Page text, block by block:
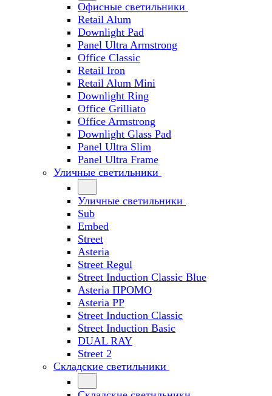
Офисные светильники
Retail Alum
Downlight Pad
Panel Ultra Armstrong
Office Classic
Retail Iron
Retail Alum Mini
Downlight Ring
Office Grilliato
Office Armstrong
Downlight Glass Pad
Panel Ultra Slim
Panel Ultra Frame
Уличные светильники
Уличные светильники
Sub
Embed
Street
Asteria
Street Regul
Street Induction Classic Blue
Asteria ПРОМО
Asteria PP
Street Induction Classic
Street Induction Basic
DUAL RAY
Street 2
Складские светильники